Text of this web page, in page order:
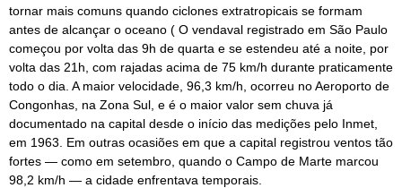
tornar mais comuns quando ciclones extratropicais se formam
antes de alcançar o oceano ( O vendaval registrado em São Paulo
começou por volta das 9h de quarta e se estendeu até a noite, por
volta das 21h, com rajadas acima de 75 km/h durante praticamente
todo o dia. A maior velocidade, 96,3 km/h, ocorreu no Aeroporto de
Congonhas, na Zona Sul, e é o maior valor sem chuva já
documentado na capital desde o início das medições pelo Inmet,
em 1963. Em outras ocasiões em que a capital registrou ventos tão
fortes — como em setembro, quando o Campo de Marte marcou
98,2 km/h — a cidade enfrentava temporais.